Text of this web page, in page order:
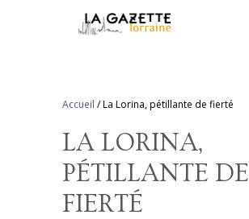
Accueil /La Lorina, pétillante de fierté
LA LORINA,
PÉTILLANTE DE
FIERTÉ